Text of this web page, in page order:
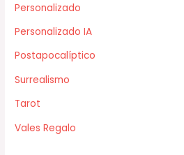
Personalizado
Personalizado IA
Postapocalíptico
Surrealismo
Tarot
Vales Regalo